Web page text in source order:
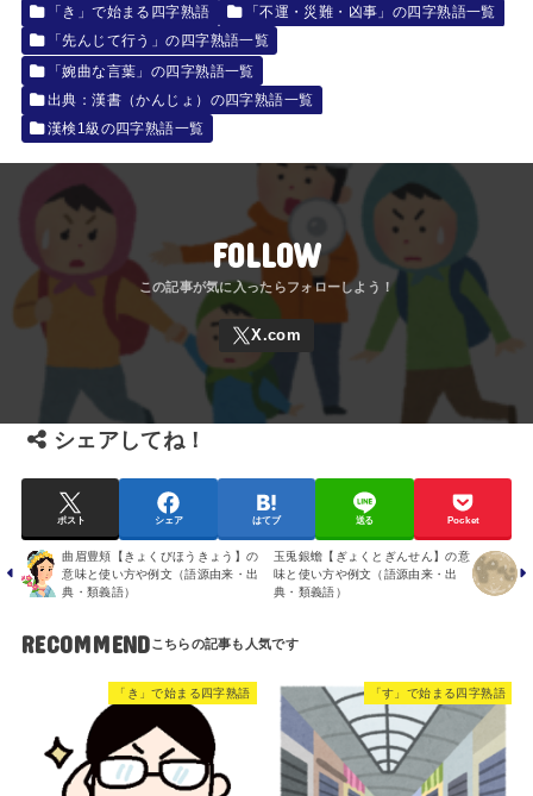
「き」で始まる四字熟語
「不運・災難・凶事」の四字熟語一覧
「先んじて行う」の四字熟語一覧
「婉曲な言葉」の四字熟語一覧
出典：漢書（かんじょ）の四字熟語一覧
漢検1級の四字熟語一覧
FOLLOW
シェアしてね！
ポスト シェア はてブ 送る Pocket
曲眉豊頬【きょくびほうきょう】の
意味と使い方や例文（語源由来・出
典・類義語）
玉兎銀蟾【ぎょくとぎんせん】の意
味と使い方や例文（語源由来・出
典・類義語）
RECOMMEND
「き」で始まる四字熟語 「す」で始まる四字熟語